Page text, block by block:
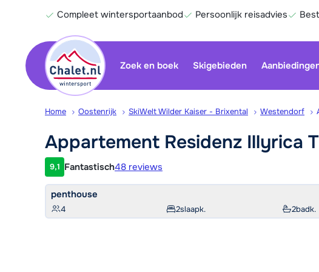
Compleet wintersportaanbod Persoonlijk reisadvies
Zoek en boek Skigebieden
Home Oostenrijk SkiWelt Wilder Kaiser - Brixental Westendorf
Appartement Residenz Illyrica
Klantwaardering
9,1 Fantastisch48 reviews
penthouse
4 2slaapk. 2badk.